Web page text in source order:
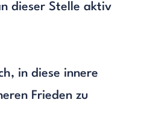
dieser Stelle aktiv
in diese innere
Frieden zu